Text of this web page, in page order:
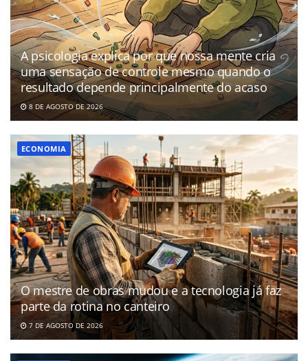
A psicologia explica por que nossa mente cria
uma sensação de controle mesmo quando o
resultado depende principalmente do acaso
8 DE AGOSTO DE 2026
ECONOMIA
O mestre de obras mudou e a tecnologia já faz
parte da rotina no canteiro
7 DE AGOSTO DE 2026